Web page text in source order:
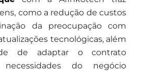
como a redução de custos
da preocupação com
tecnológicas, além
de adaptar o contrato
do negócio